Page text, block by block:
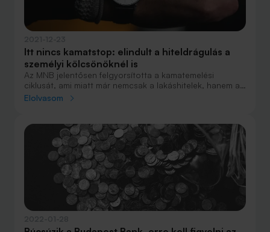
Itt nincs kamatstop: elindult a hiteldrágulás a
személyi kölcsönöknél is
Az MNB jelentősen felgyorsította a kamatemelési
ciklusát, ami miatt már nemcsak a lakáshitelek, hanem a
személyi kölcsönök kamata is elindult felfelé.
Elolvasom